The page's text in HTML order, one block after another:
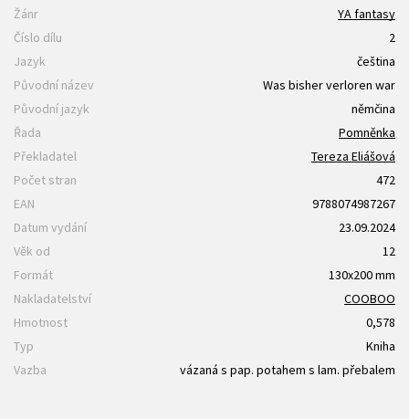
Žánr
YA fantasy
Číslo dílu
2
Jazyk
čeština
Původní název
Was bisher verloren war
Původní jazyk
němčina
Řada
Pomněnka
Překladatel
Tereza Eliášová
Počet stran
472
EAN
9788074987267
Datum vydání
23.09.2024
Věk od
12
Formát
130x200 mm
Nakladatelství
COOBOO
Hmotnost
0,578
Typ
Kniha
Vazba
vázaná s pap. potahem s lam. přebalem